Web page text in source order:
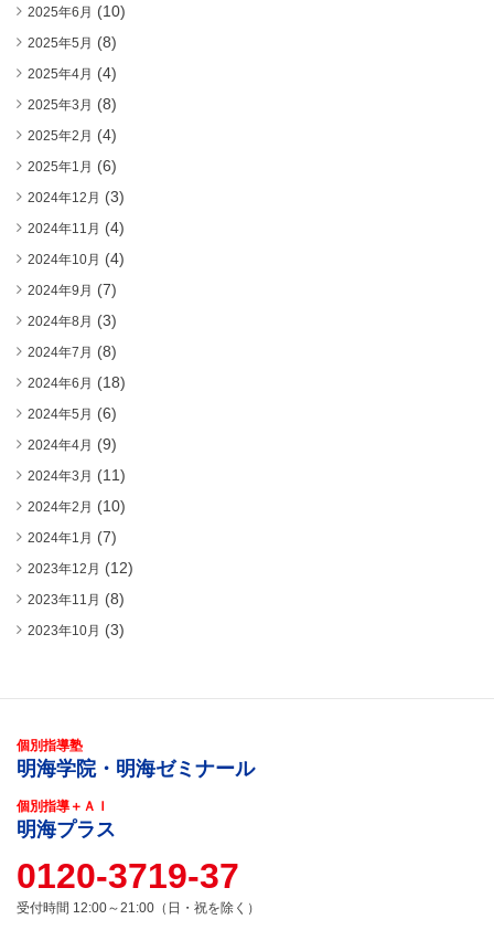
2025年6月 (10)
2025年5月 (8)
2025年4月 (4)
2025年3月 (8)
2025年2月 (4)
2025年1月 (6)
2024年12月 (3)
2024年11月 (4)
2024年10月 (4)
2024年9月 (7)
2024年8月 (3)
2024年7月 (8)
2024年6月 (18)
2024年5月 (6)
2024年4月 (9)
2024年3月 (11)
2024年2月 (10)
2024年1月 (7)
2023年12月 (12)
2023年11月 (8)
2023年10月 (3)
個別指導塾
明海学院・明海ゼミナール
個別指導＋ＡＩ
明海プラス
0120-3719-37
受付時間 12:00～21:00（日・祝を除く）